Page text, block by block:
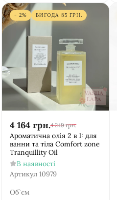
- 2% ВИГОДА 85 ГРН.
4 164 грн.4 249 грн.
Ароматична олія 2 в 1: для
ванни та тіла Comfort zone
Tranquillity Oil
В наявності
Артикул 10979
Об`єм